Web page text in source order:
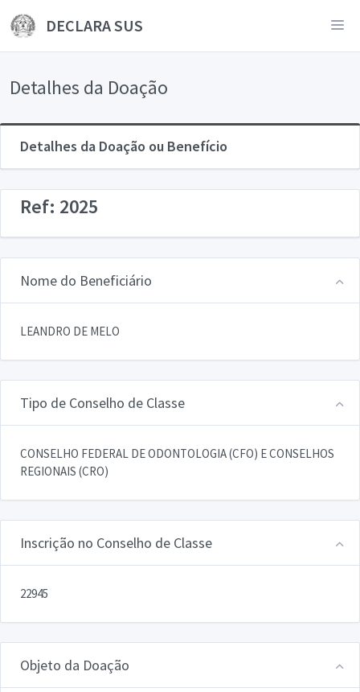
DECLARA SUS
Detalhes da Doação
Detalhes da Doação ou Benefício
Ref: 2025
Nome do Beneficiário
LEANDRO DE MELO
Tipo de Conselho de Classe
CONSELHO FEDERAL DE ODONTOLOGIA (CFO) E CONSELHOS
REGIONAIS (CRO)
Inscrição no Conselho de Classe
22945
Objeto da Doação